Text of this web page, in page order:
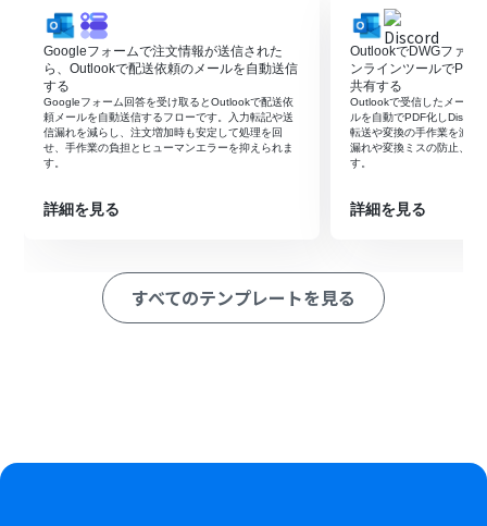
次に、トリガーでOutlookを選択し、「特定の件名のメー
ルを受信したら」というアクションを設定します
続いて、オペレーションでAI機能の「テキストからデータ
を抽出する」を設定し、受信したメールの本文から必要
な情報を抽出します
次に、オペレーションでAI機能の「要約する」を設定し、
メールの内容を要約します
最後に、オペレーションでWrikeの「タスクを作成」を設
※「トリガー」：フロー起動のきっかけとなるアクション、「オ
■このワークフローのカスタムポイント
Outlookのトリガー設定では、対象とするメールフォルダ
す
Googleフォームで注文情報が送信された
ら、Outlookで配送依頼のメールを自動送信
する
Googleフォーム回答を受け取るとOutlookで配送依
頼メールを自動送信するフローです。入力転記や送
信漏れを減らし、注文増加時も安定して処理を回
せ、手作業の負担とヒューマンエラーを抑えられま
す。
詳細を見る
OutlookでDWGファイ
ンラインツールで
共有する
Outlookで受信したメール
ルを自動でPDF化し
転送や変換の手作業を減ら
漏れや変換ミスの防止、業
す。
詳細を見る
すべてのテンプレートを見る